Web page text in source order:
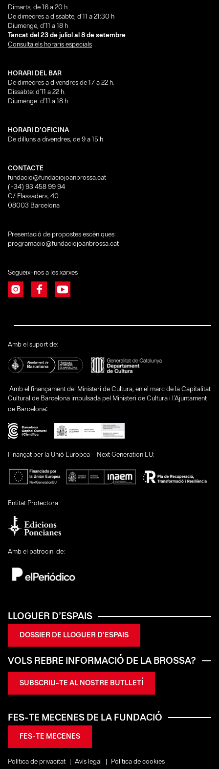
Dimarts, de 16 a 20 h
De dimecres a dissabte, d’11 a 21:30 h
Diumenge, d’11 a 18 h
Tancat del 23 de juliol al 8 de setembre
Consulta els horaris especials
HORARI DEL BAR
De dimecres a divendres de 17 a 22 h.
Dissabte: d’11 a 22 h.
Diumenge: d’11 a 18 h.
HORARI D’OFICINA
De dilluns a divendres, de 9 a 15 h.
CONTACTE
fundacio@fundaciojoanbrossa.cat
(+34) 93 458 99 94
C/ Flassaders, 40
08003 Barcelona
Presentació de propostes escèniques:
programacio@fundaciojoanbrossa.cat
Segueix-nos a les xarxes
Amb el suport de:
Amb el finançament del Ministeri de Cultura, en el marc de la Capitalitat
Cultural de Barcelona impulsada pel Ministeri de Cultura i l’Ajuntament
de Barcelona:
Finançat per la Unió Europea – Next Generation EU:
Entitat Protectora:
Amb el patrocini de:
LLOGUER D’ESPAIS
DOSSIER DE LLOGUER D’ESPAIS
VOLS REBRE INFORMACIÓ DE LA BROSSA?
SUBSCRIU-TE AL NOSTRE BUTLLETÍ
FES-TE MECENES DE LA FUNDACIÓ
FES-TE MECENES
Política de privacitat Avís legal Política de cookies